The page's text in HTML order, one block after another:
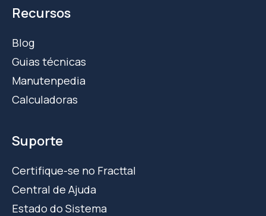
Recursos
Blog
Guias técnicas
Manutenpedia
Calculadoras
Suporte
Certifique-se no Fracttal
Central de Ajuda
Estado do Sistema